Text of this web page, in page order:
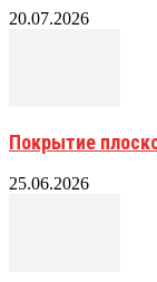
20.07.2026
Покрытие
25.06.2026